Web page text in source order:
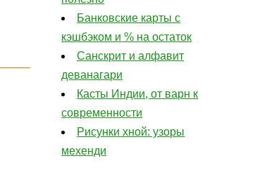
Банковские карты с
кэшбэком и % на остаток
Санскрит и алфавит
деванагари
Касты Индии, от варн к
современности
Рисунки хной: узоры
мехенди